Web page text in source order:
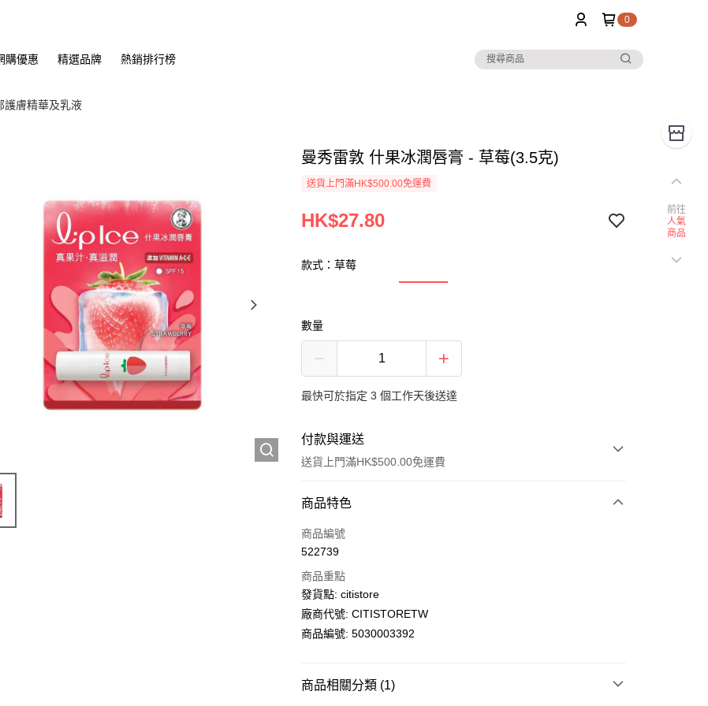
0
購優惠 精選品牌 熱銷排行榜
護膚精華及乳液
曼秀雷敦 什果冰潤唇膏 - 草莓(3.5克)
送貨上門滿HK$500.00免運費
HK$27.80
款式：草莓
數量
最快可於指定 3 個工作天後送達
付款與運送
送貨上門滿HK$500.00免運費
付款方式
信用卡
PayMe
WeChat Pay
商品特色
商品編號
522739
商品重點
發貨點: citistore
廠商代號: CITISTORETW
商品編號: 5030003392
商品相關分類 (1)
前往
人氣
商品